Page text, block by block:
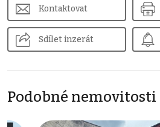
Kontaktovat
Sdílet inzerát
Podobné nemovitosti